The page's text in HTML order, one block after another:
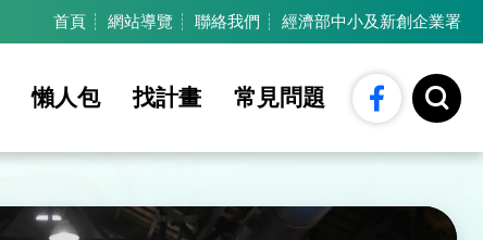
首頁 網站導覽 聯絡我們 經濟部中小及新創企業署
懶人包 找計畫 常見問題
Facebook
開
啟
全
站